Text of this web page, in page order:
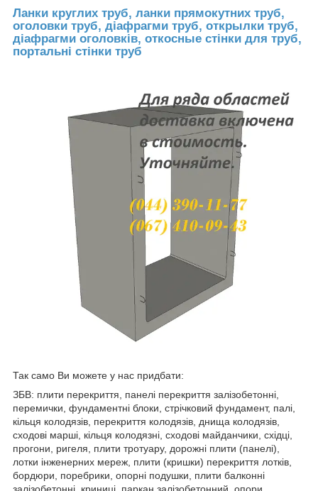
Ланки круглих труб, ланки прямокутних труб,
оголовки труб, діафрагми труб, открылки труб,
діафрагми оголовків, откосные стінки для труб,
портальні стінки труб
Так само Ви можете у нас придбати:
ЗБВ: плити перекриття, панелі перекриття залізобетонні,
перемички, фундаментні блоки, стрічковий фундамент, палі,
кільця колодязів, перекриття колодязів, днища колодязів,
сходові марші, кільця колодязні, сходові майданчики, східці,
прогони, ригеля, плити тротуару, дорожні плити (панелі),
лотки інженерних мереж, плити (кришки) перекриття лотків,
бордюри, поребрики, опорні подушки, плити балконні